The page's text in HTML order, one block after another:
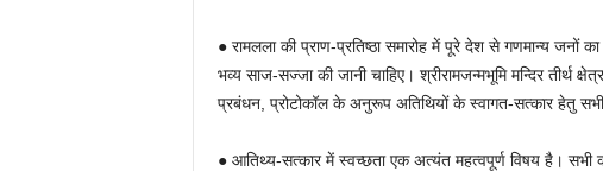
● रामलला की प्राण-प्रतिष्ठा समारोह में पूरे देश से गणमान्य जनों
भव्य साज-सज्जा की जानी चाहिए। श्रीरामजन्मभूमि मन्दिर तीर्थ
प्रबंधन, प्रोटोकॉल के अनुरूप अतिथियों के स्वागत-सत्कार हेतु
● आतिथ्य-सत्कार में स्वच्छता एक अत्यंत महत्वपूर्ण विषय है। सभी